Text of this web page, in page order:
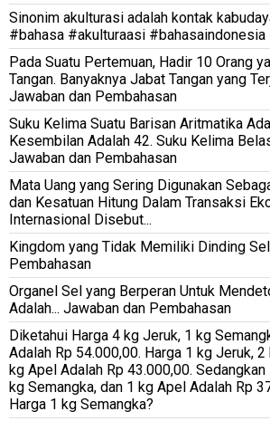
Sinonim akulturasi adalah kontak
#bahasa #akulturaasi #bahasaindonesia
Pada Suatu Pertemuan, Hadir 10 Orang
Tangan. Banyaknya Jabat Tangan yang
Jawaban dan Pembahasan
Suku Kelima Suatu Barisan Aritmatika
Kesembilan Adalah 42. Suku Kelima
Jawaban dan Pembahasan
Mata Uang yang Sering Digunakan
dan Kesatuan Hitung Dalam Transaksi
Internasional Disebut...
Kingdom yang Tidak Memiliki Dinding
Pembahasan
Organel Sel yang Berperan Untuk
Adalah... Jawaban dan Pembahasan
Diketahui Harga 4 kg Jeruk, 1 kg
Adalah Rp 54.000,00. Harga 1 kg Jeruk,
kg Apel Adalah Rp 43.000,00.
kg Semangka, dan 1 kg Apel Adalah Rp
Harga 1 kg Semangka?